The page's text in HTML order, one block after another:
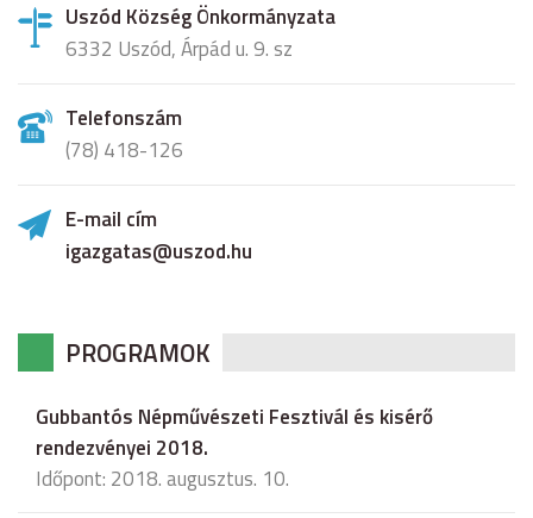
Uszód Község Önkormányzata
6332 Uszód, Árpád u. 9. sz
Telefonszám
(78) 418-126
E-mail cím
igazgatas@uszod.hu
PROGRAMOK
Gubbantós Népművészeti Fesztivál és kisérő
rendezvényei 2018.
Időpont: 2018. augusztus. 10.